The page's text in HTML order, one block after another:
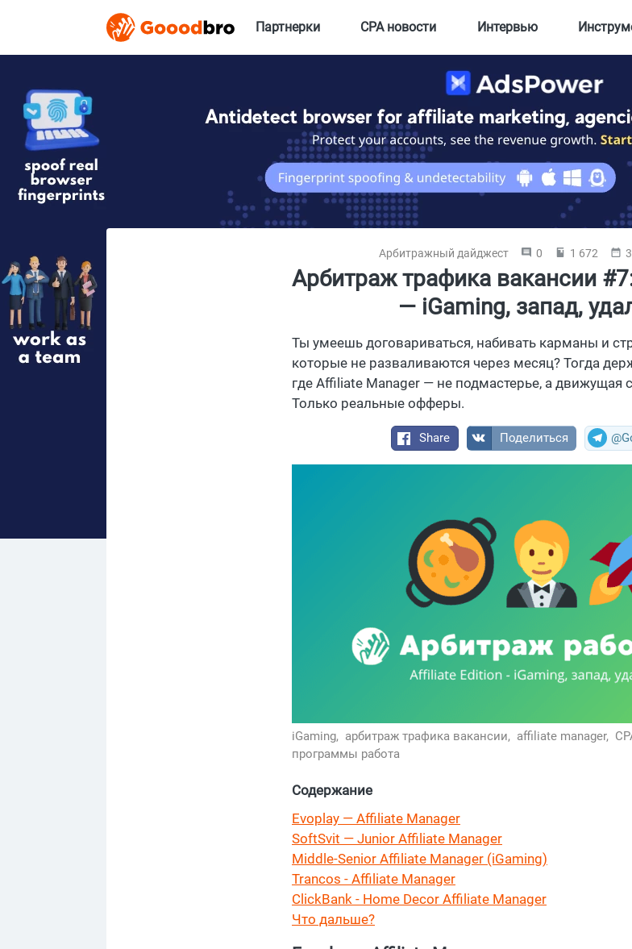
Партнерки CPA новости Интервью
Арбитражный дайджест 0 1 672
Арбитраж трафика вакансии
— iGaming, запад,
Ты умеешь договариваться, набивать карманы и
которые не разваливаются через месяц? Тогда
где Affiliate Manager — не подмастерье, а движущая
Только реальные офферы.
Share Поделиться
iGaming, арбитраж трафика вакансии, affiliate manager,
программы работа
Содержание
Evoplay — Affiliate Manager
SoftSvit — Junior Affiliate Manager
Middle-Senior Affiliate Manager (iGaming)
Trancos - Affiliate Manager
ClickBank - Home Decor Affiliate Manager
Что дальше?